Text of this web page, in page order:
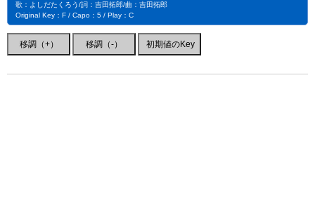
歌：よしだたくろう/詞：吉田拓郎/曲：吉田拓郎
Original Key：F / Capo：5 / Play：C